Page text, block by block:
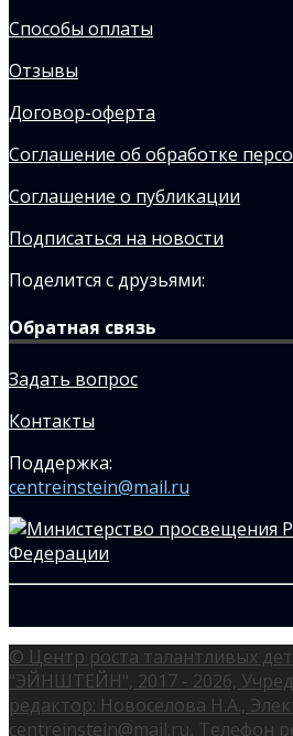
Способы оплаты
Отзывы
Договор-оферта
Соглашение об обработке
Соглашение о публикации
Подписаться на новости
Поделится с друзьями:
Обратная связь
Задать вопрос
Контакты
Поддержка:
centreinstein@mail.ru
© Центр роста талантливых
"ЭЙНШТЕЙН", 2017 - 2026,
редактор: Новоселова Н.А.,
centreinstein@mail.ru, Телефон